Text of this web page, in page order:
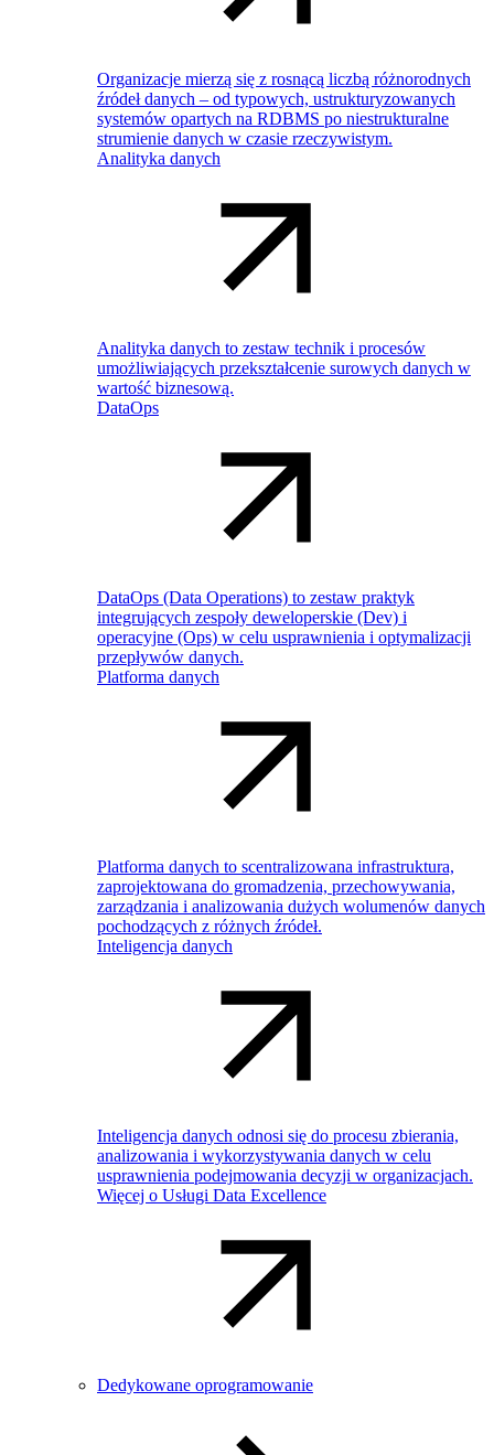
Organizacje mierzą się z rosnącą liczbą różnorodnych
źródeł danych – od typowych, ustrukturyzowanych
systemów opartych na RDBMS po niestrukturalne
strumienie danych w czasie rzeczywistym.
Analityka danych
Analityka danych to zestaw technik i procesów
umożliwiających przekształcenie surowych danych w
wartość biznesową.
DataOps
DataOps (Data Operations) to zestaw praktyk
integrujących zespoły deweloperskie (Dev) i
operacyjne (Ops) w celu usprawnienia i optymalizacji
przepływów danych.
Platforma danych
Platforma danych to scentralizowana infrastruktura,
zaprojektowana do gromadzenia, przechowywania,
zarządzania i analizowania dużych wolumenów danych
pochodzących z różnych źródeł.
Inteligencja danych
Inteligencja danych odnosi się do procesu zbierania,
analizowania i wykorzystywania danych w celu
usprawnienia podejmowania decyzji w organizacjach.
Więcej o Usługi Data Excellence
Dedykowane oprogramowanie